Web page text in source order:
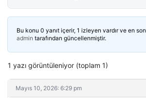
Bu konu 0 yanıt içerir, 1 izleyen vardır ve en son
admin tarafından güncellenmiştir.
1 yazı görüntüleniyor (toplam 1)
Mayıs 10, 2026: 6:29 pm